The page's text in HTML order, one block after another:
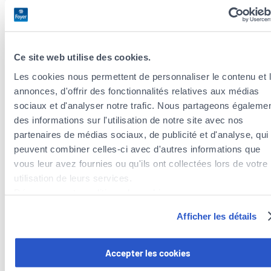
Ce site web utilise des cookies.
Les cookies nous permettent de personnaliser le contenu et
annonces, d'offrir des fonctionnalités relatives aux médias
sociaux et d'analyser notre trafic. Nous partageons
des informations sur l'utilisation de notre site avec nos
partenaires de médias sociaux, de publicité et d'analyse, qui
peuvent combiner celles-ci avec d'autres informations que
vous leur avez fournies ou qu'ils ont collectées lors de votre
utilisation de leurs services.
Vous avez la possibilité de retirer votre consentement à tout
moment en cliquant sur le lien "gestion des cookies" en bas
Afficher les détails
Accepter les cookies
We analyze your situation and advise you on
premiums.
Wealth protection insurance
Comprehensive and flexible solutions tailored
to your life cycle.
Insure your car with our agency and we assist
you with administrative procedures for